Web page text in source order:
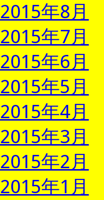
2015年8月
2015年7月
2015年6月
2015年5月
2015年4月
2015年3月
2015年2月
2015年1月